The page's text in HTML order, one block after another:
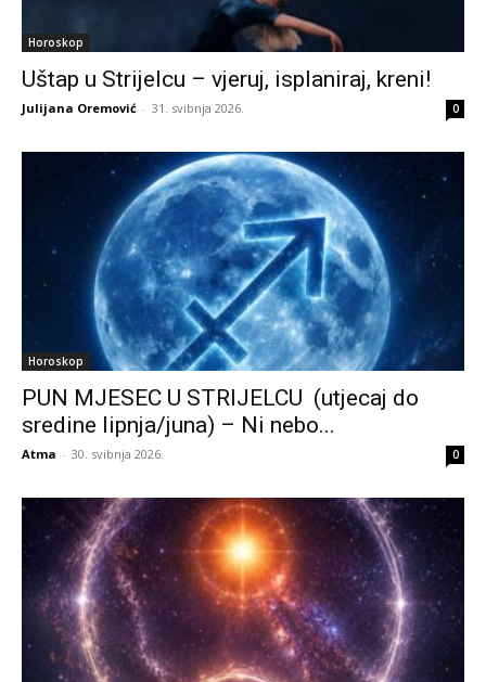
Horoskop
Uštap u Strijelcu – vjeruj, isplaniraj, kreni!
Julijana Oremović - 31. svibnja 2026. 0
Horoskop
PUN MJESEC U STRIJELCU (utjecaj do
sredine lipnja/juna) – Ni nebo...
Atma - 30. svibnja 2026. 0